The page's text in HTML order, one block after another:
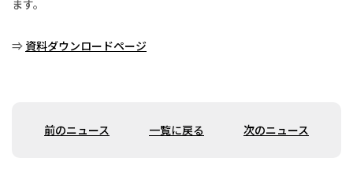
ます。
⇒ 資料ダウンロードページ
前のニュース 一覧に戻る 次のニュース